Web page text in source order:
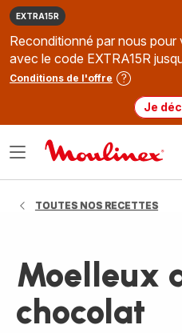
EXTRA15R
Reconditionné par nous
avec le code EXTRA15R
Conditions de l'offre
Je
Ouvrir
TOUTES NOS RECETTES
Moelleux
chocolat